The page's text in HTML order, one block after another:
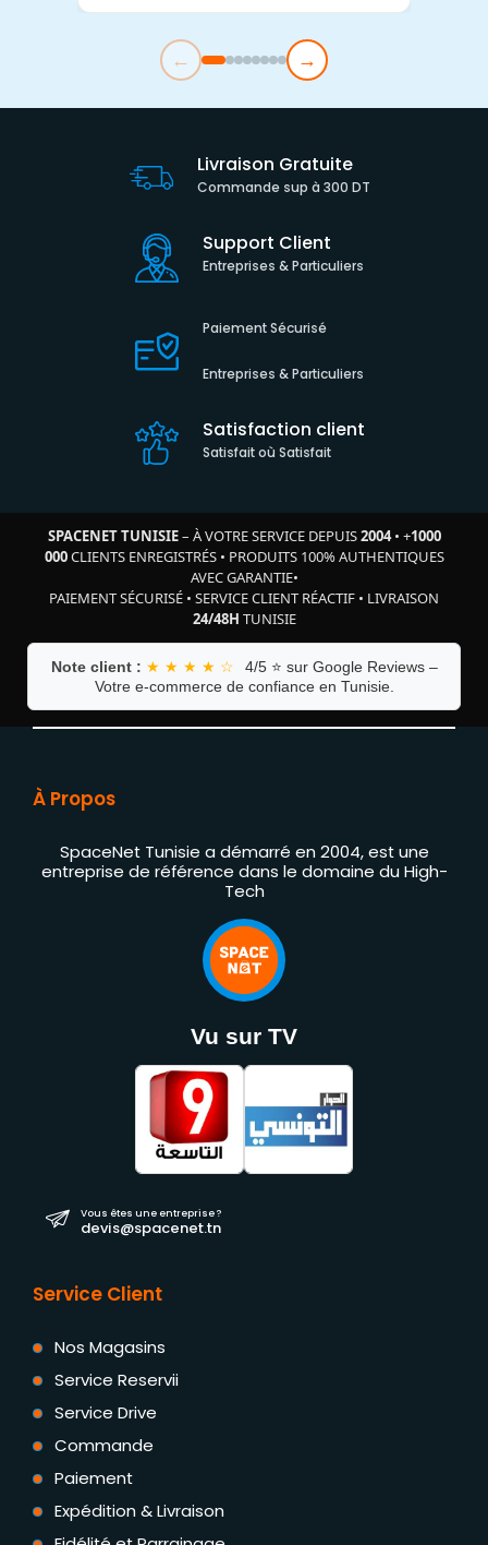
← →
Livraison Gratuite
Commande sup à 300 DT
Support Client
Entreprises & Particuliers
Paiement Sécurisé
Entreprises & Particuliers
Satisfaction client
Satisfait où Satisfait
SPACENET TUNISIE– À VOTRE SERVICE DEPUIS2004• +1000
000CLIENTS ENREGISTRÉS• PRODUITS 100% AUTHENTIQUES
AVEC GARANTIE•
PAIEMENT SÉCURISÉ • SERVICE CLIENT RÉACTIF • LIVRAISON
24/48H TUNISIE
Note client : ★ ★ ★ ★ ☆
4/5 ⭐ sur Google Reviews –
Votre e-commerce de confiance en Tunisie.
À Propos
SpaceNet Tunisie a démarré en 2004, est une
entreprise de référence dans le domaine du High-
Tech
Vu sur TV
Vous êtes une entreprise ?
devis@spacenet.tn
Service Client
Nos Magasins
Service Reservii
Service Drive
Commande
Paiement
Expédition & Livraison